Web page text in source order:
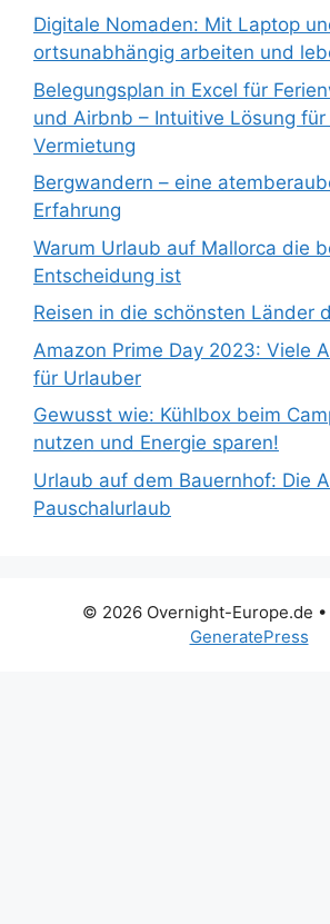
Digitale Nomaden: Mit Laptop
ortsunabhängig arbeiten und
Belegungsplan in Excel für
und Airbnb – Intuitive Lösung für
Vermietung
Bergwandern – eine
Erfahrung
Warum Urlaub auf Mallorca die
Entscheidung ist
Reisen in die schönsten Länder
Amazon Prime Day 2023: Viele
für Urlauber
Gewusst wie: Kühlbox beim
nutzen und Energie sparen!
Urlaub auf dem Bauernhof: Die
Pauschalurlaub
© 2026 Overnight-Europe.de
GeneratePress